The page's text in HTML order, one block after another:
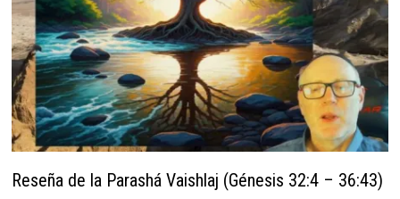
Reseña de la Parashá Vaishlaj (Génesis 32:4 – 36:43)